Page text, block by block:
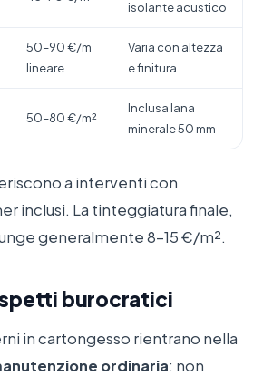
isolante acustico
50–90 €/m
lineare
Varia con altezza
e finitura
50–80 €/m²
Inclusa lana
minerale 50 mm
a interventi con
inclusi. La tinteggiatura finale,
generalmente 8–15 €/m².
burocratici
in cartongesso rientrano nella
ordinaria: non